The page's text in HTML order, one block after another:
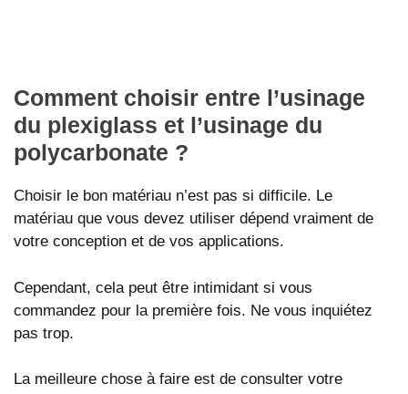
Comment choisir entre l’usinage
du plexiglass et l’usinage du
polycarbonate ?
Choisir le bon matériau n’est pas si difficile. Le
matériau que vous devez utiliser dépend vraiment de
votre conception et de vos applications.
Cependant, cela peut être intimidant si vous
commandez pour la première fois. Ne vous inquiétez
pas trop.
La meilleure chose à faire est de consulter votre